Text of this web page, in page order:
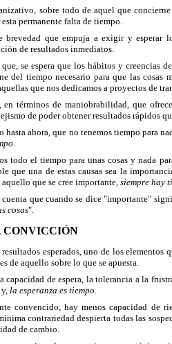
sobre todo de aquel que
permanente falta de tiempo.
brevedad que empuja a exigir y
de resultados inmediatos.
se espera que los hábitos y creencias
del tiempo necesario para que las cosas
que nos dedicamos a proyectos de
en términos de maniobrabilidad, que
de poder obtener resultados rápidos
hasta ahora, que no tenemos tiempo para
.
todo el tiempo para unas cosas y nada
que una de estas causas sea la
aquello que se cree importante,siempre hay
cuenta que cuando se dice "importante"
cosas".
CONVICCIÓN
esperados, uno de los
de aquello sobre lo que se apuesta.
capacidad de espera, la tolerancia a la
y,la esperanza es tiempo.
convencido, hay menos capacidad de
contrariedad despierta todas las
de cambio.